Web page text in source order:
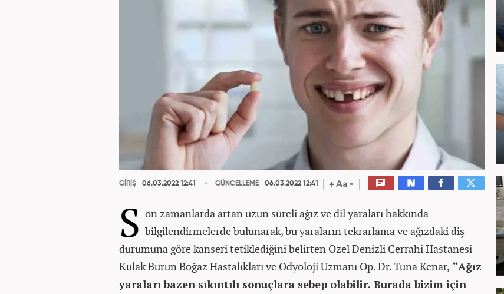
GİRİŞ 06.03.2022 12:41 GÜNCELLEME 06.03.2022 12:41
S on zamanlarda artan uzun süreli ağız ve dil yaraları hakkında
bilgilendirmelerde bulunarak, bu yaraların tekrarlama ve ağızdaki diş
durumuna göre kanseri tetiklediğini belirten Özel Denizli Cerrahi Hastanesi
Kulak Burun Boğaz Hastalıkları ve Odyoloji Uzmanı Op. Dr. Tuna Kenar, “Ağız
yaraları bazen sıkıntılı sonuçlara sebep olabilir. Burada bizim için